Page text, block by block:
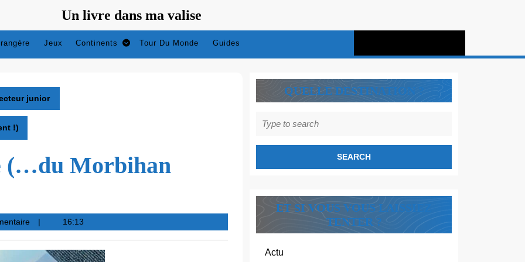
Un livre dans ma valise
Jeux Continents Tour Du Monde Guides
junior
!)
(…du Morbihan
16:13
QUELLE DESTINATION ?
for:
ET SI VOUS VOUS LAISSIEZ
TENTER ?
Actu